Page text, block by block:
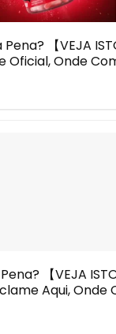
【VEJA
Oficial, Onde
【VEJA
Aqui, Onde